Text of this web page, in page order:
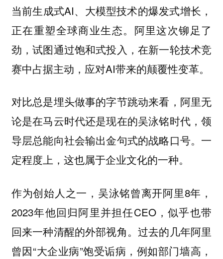
当前生成式AI、大模型技术的爆发式增长，
正在重塑全球商业生态。阿里这次铆足了
劲，试图通过饱和式投入，在新一轮技术竞
赛中占据主动，应对AI带来的颠覆性变革。
对比总是埋头做事的字节跳动来看，阿里无
论是在马云时代还是现在的吴泳铭时代，领
导层总能向社会输出金句式的战略口号。一
定程度上，这也属于企业文化的一种。
作为创始人之一，吴泳铭曾离开阿里8年，
2023年他回归阿里并担任CEO，似乎也带
回来一种清醒的外部视角。过去的几年阿里
曾因“大企业病”饱受诟病，例如部门墙高，